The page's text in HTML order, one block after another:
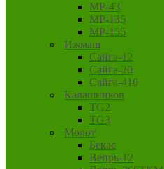
MP-43
MP-135
MP-155
Ижмаш
Сайга-12
Сайга-20
Сайга-410
Калашников
TG2
TG3
Молот
Бекас
Вепрь-12